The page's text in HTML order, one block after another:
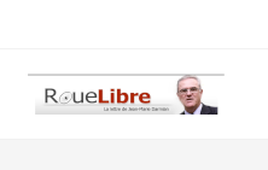
content